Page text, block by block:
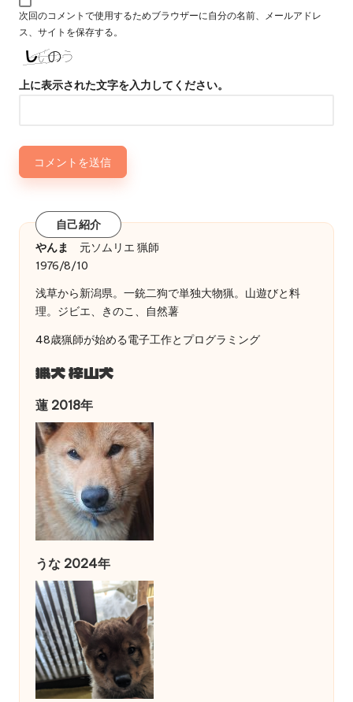
次回のコメントで使用するためブラウザーに自分の名前、メールアドレ
ス、サイトを保存する。
上に表示された文字を入力してください。
自己紹介
やんま
元ソムリエ 猟師
1976/8/10
浅草から新潟県。一銃二狗で単独大物猟。山遊びと料
理。ジビエ、きのこ、自然薯
48歳猟師が始める電子工作とプログラミング
猟犬 梓山犬
蓮 2018年
うな 2024年